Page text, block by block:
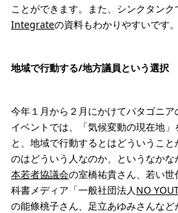
ことができます。また、シンクタンク
Integrateの資料もわかりやすいです。
地域で行動する/地方議員という選択
今年１月から２月にかけてパタゴニ
イベントでは、「気候変動の現在地
と、地域で行動するとはどういうこ
のはどういう人なのか、というなかな
本若者協議会の室橋祐貴さん、若い
科書メディア「一般社団法人NO
の能條桃子さん、足立あゆみさんなど